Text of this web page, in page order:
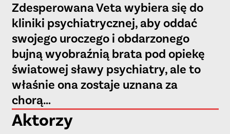
Zdesperowana Veta wybiera się do
kliniki psychiatrycznej, aby oddać
swojego uroczego i obdarzonego
bujną wyobraźnią brata pod opiekę
światowej sławy psychiatry, ale to
właśnie ona zostaje uznana za
chorą…
Aktorzy